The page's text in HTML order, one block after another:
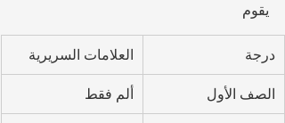
يقوم
درجة العلامات السريرية
الصف الأول ألم فقط